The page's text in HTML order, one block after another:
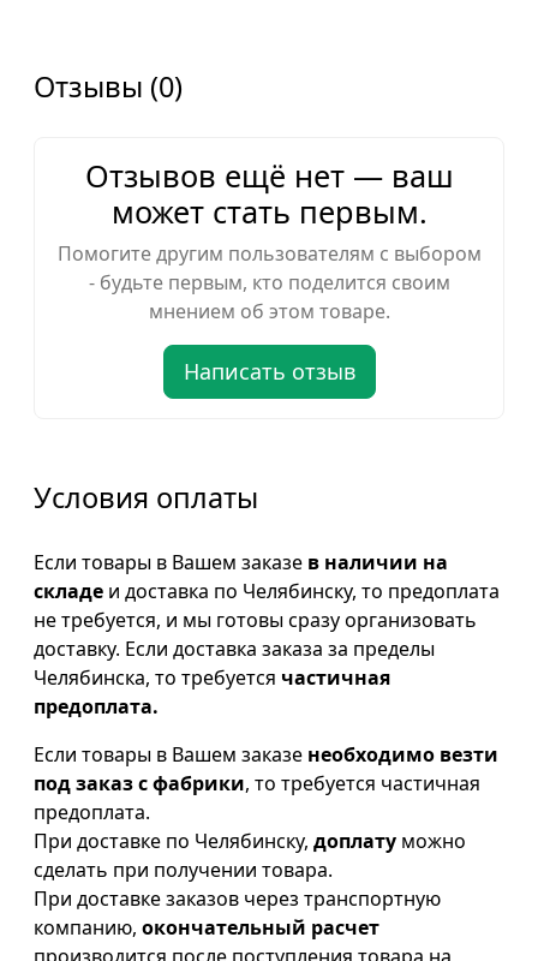
Отзывы (0)
Отзывов ещё нет — ваш
может стать первым.
Помогите другим пользователям с выбором
- будьте первым, кто поделится своим
мнением об этом товаре.
Написать отзыв
Условия оплаты
Если товары в Вашем заказе в наличии на
складе и доставка по Челябинску, то предоплата
не требуется, и мы готовы сразу организовать
доставку. Если доставка заказа за пределы
Челябинска, то требуется частичная
предоплата.
Если товары в Вашем заказе необходимо везти
под заказ с фабрики, то требуется частичная
предоплата.
При доставке по Челябинску, доплату можно
сделать при получении товара.
При доставке заказов через транспортную
компанию, окончательный расчет